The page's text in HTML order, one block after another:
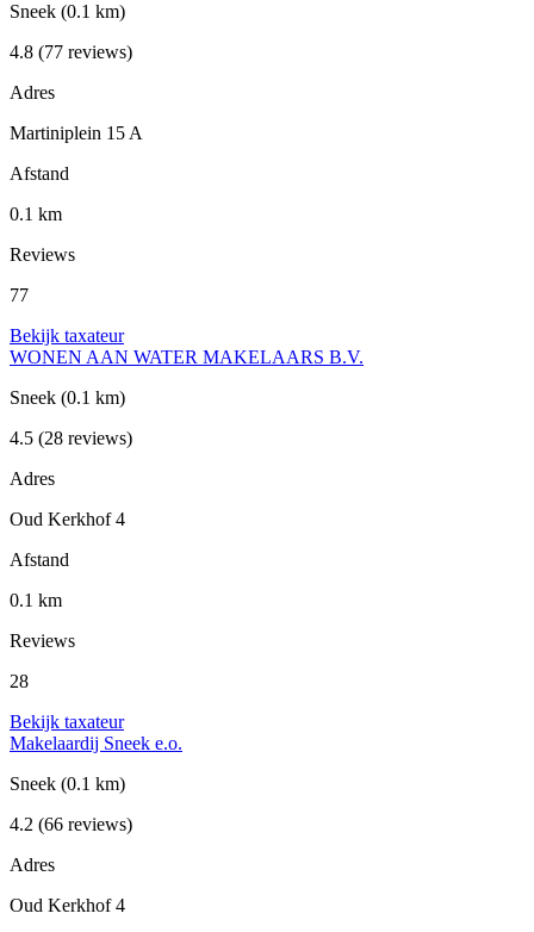
Sneek (0.1 km)
4.8 (77 reviews)
Adres
Martiniplein 15 A
Afstand
0.1 km
Reviews
77
Bekijk taxateur
WONEN AAN WATER MAKELAARS B.V.
Sneek (0.1 km)
4.5 (28 reviews)
Adres
Oud Kerkhof 4
Afstand
0.1 km
Reviews
28
Bekijk taxateur
Makelaardij Sneek e.o.
Sneek (0.1 km)
4.2 (66 reviews)
Adres
Oud Kerkhof 4